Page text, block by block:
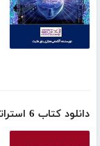
دانلود کتاب 6 استراتژی عالی برای حفظ مشتری